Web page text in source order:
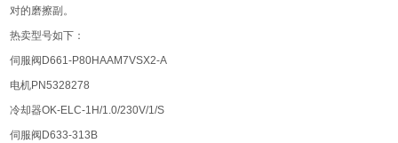
对的磨擦副。
热卖型号如下：
伺服阀D661-P80HAAM7VSX2-A
电机PN5328278
冷却器OK-ELC-1H/1.0/230V/1/S
伺服阀D633-313B